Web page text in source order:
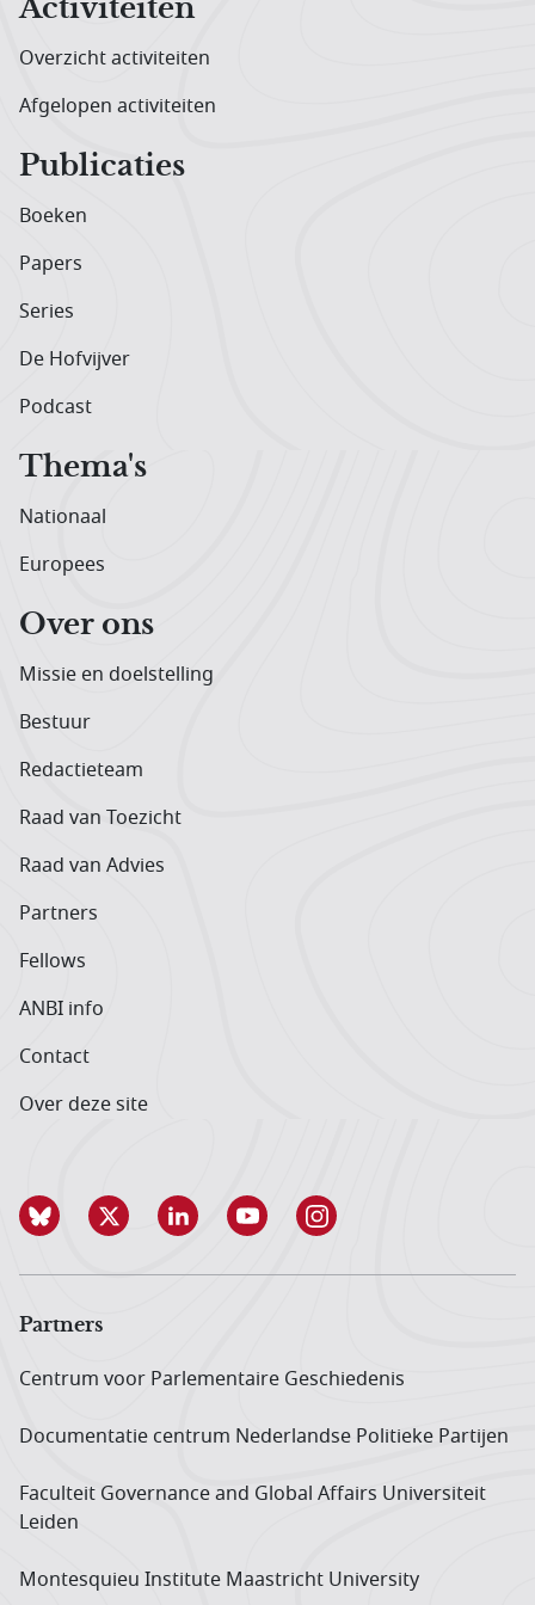
Activiteiten
Overzicht activiteiten
Afgelopen activiteiten
Publicaties
Boeken
Papers
Series
De Hofvijver
Podcast
Thema's
Nationaal
Europees
Over ons
Missie en doelstelling
Bestuur
Redactieteam
Raad van Toezicht
Raad van Advies
Partners
Fellows
ANBI info
Contact
Over deze site
Partners
Centrum voor Parlementaire Geschiedenis
Documentatie centrum Neder­landse Politieke Partijen
Faculteit Governance and Global Affairs Universiteit
Leiden
Montesquieu Institute Maastricht University